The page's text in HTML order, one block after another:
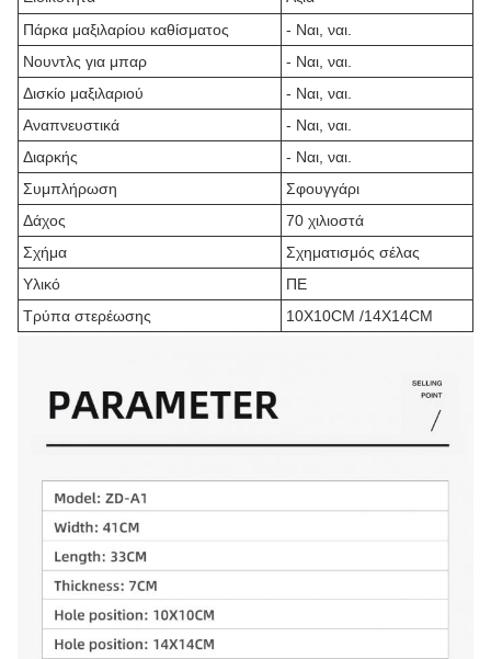
Πάρκα μαξιλαρίου καθίσματος
- Ναι, ναι.
Νουντλς για μπαρ
- Ναι, ναι.
Δισκίο μαξιλαριού
- Ναι, ναι.
Αναπνευστικά
- Ναι, ναι.
Διαρκής
- Ναι, ναι.
Συμπλήρωση
Σφουγγάρι
Δάχος
70 χιλιοστά
Σχήμα
Σχηματισμός σέλας
Υλικό
ΠΕ
Τρύπα στερέωσης
10X10CM /14X14CM